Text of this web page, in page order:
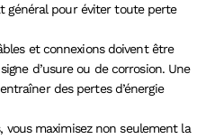
général pour éviter toute perte
et connexions doivent être
d’usure ou de corrosion. Une
des pertes d’énergie
maximisez non seulement la